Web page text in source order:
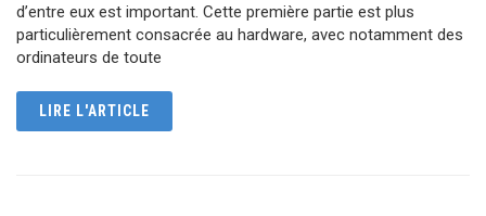
d’entre eux est important. Cette première partie est plus
particulièrement consacrée au hardware, avec notamment des
ordinateurs de toute
LIRE L'ARTICLE